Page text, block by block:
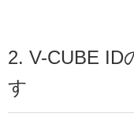
2. V-CUBE ID
す